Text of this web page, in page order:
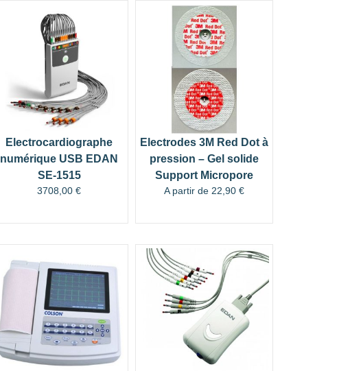
Electrocardiographe
numérique USB EDAN
SE-1515
3708,00€
Electrodes 3M Red Dot à
pression – Gel solide
Support Micropore
A partir de 22,90 €